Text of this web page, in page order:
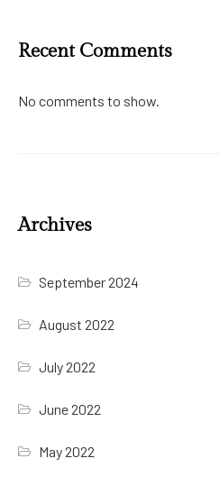
Recent Comments
No comments to show.
Archives
September 2024
August 2022
July 2022
June 2022
May 2022